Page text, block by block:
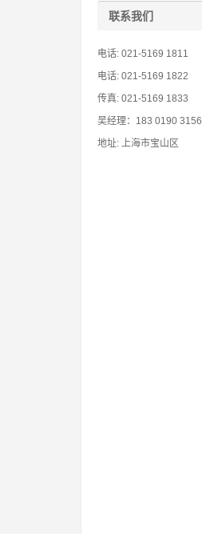
联系我们
电话: 021-5169 1811
电话: 021-5169 1822
传真: 021-5169 1833
吴经理：183 0190 3156
地址: 上海市宝山区